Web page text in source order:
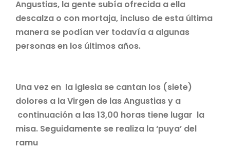
Angustias, la gente subía ofrecida a ella
descalza o con mortaja, incluso de esta última
manera se podían ver todavía a algunas
personas en los últimos años.
Una vez en la iglesia se cantan los (siete)
dolores a la Virgen de las Angustias y a
continuación a las 13,00 horas tiene lugar la
misa. Seguidamente se realiza la ‘puya’ del
ramu